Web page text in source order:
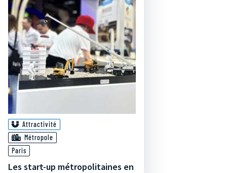
Attractivité
Métropole
Paris
Les start-up métropolitaines en